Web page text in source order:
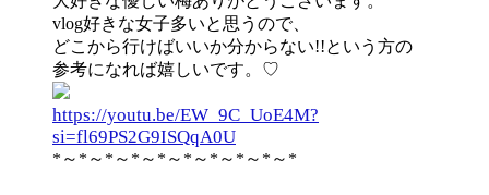
vlog好きな女子多いと思うので、
どこから行けばいいか分からない!!という方の
参考になれば嬉しいです。♡
https://youtu.be/EW_9C_UoE4M?
si=fl69PS2G9ISQqA0U
*～*～*～*～*～*～*～*～*～*